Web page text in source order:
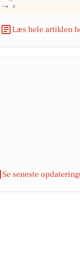
Læs hele artiklen
Se seneste